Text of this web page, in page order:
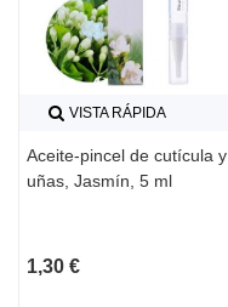
VISTA RÁPIDA
Aceite-pincel de cutícula y
uñas, Jasmín, 5 ml
1,30 €